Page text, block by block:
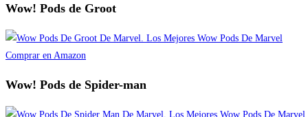
Wow! Pods de Groot
Comprar en Amazon
Wow! Pods de Spider-man